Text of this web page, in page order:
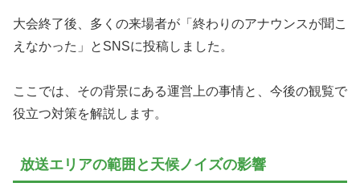
大会終了後、多くの来場者が「終わりのアナウンスが聞こ
えなかった」とSNSに投稿しました。
ここでは、その背景にある運営上の事情と、今後の観覧で
役立つ対策を解説します。
放送エリアの範囲と天候ノイズの影響